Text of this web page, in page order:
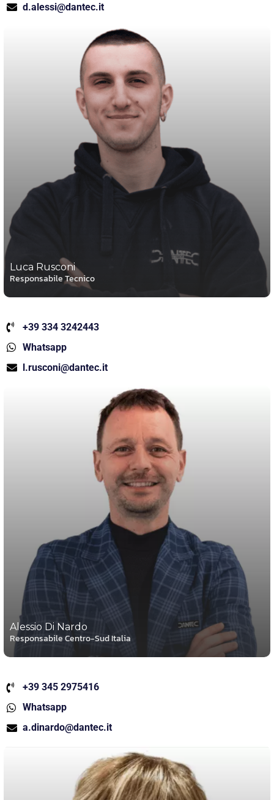
d.alessi@dantec.it
Luca Rusconi
Responsabile Tecnico
+39 334 3242443
Whatsapp
l.rusconi@dantec.it
Alessio Di Nardo
Responsabile Centro-Sud Italia
+39 345 2975416
Whatsapp
a.dinardo@dantec.it